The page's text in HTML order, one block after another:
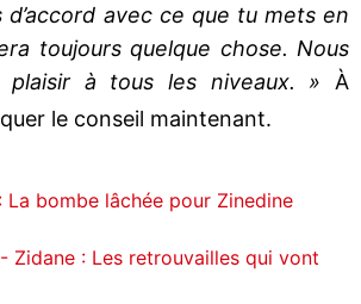
d’accord avec ce que tu mets en
toujours quelque chose. Nous
à tous les niveaux. » À
le conseil maintenant.
La bombe lâchée pour Zinedine
Zidane : Les retrouvailles qui vont